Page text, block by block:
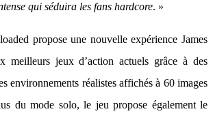
qui séduira les fans hardcore. »
propose une nouvelle expérience James
meilleurs jeux d’action actuels grâce à des
environnements réalistes affichés à 60 images
du mode solo, le jeu propose également le